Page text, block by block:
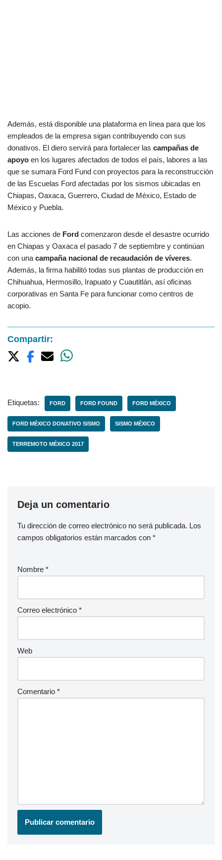
Además, está disponible una plataforma en línea para que los
empleados de la empresa sigan contribuyendo con sus
donativos. El diero servirá para fortalecer las campañas de
apoyo en los lugares afectados de todos el país, labores a las
que se sumara Ford Fund con proyectos para la reconstrucción
de las Escuelas Ford afectadas por los sismos ubicadas en
Chiapas, Oaxaca, Guerrero, Ciudad de México, Estado de
México y Puebla.
Las acciones de Ford comenzaron desde el desastre ocurrido
en Chiapas y Oaxaca el pasado 7 de septiembre y continúan
con una campaña nacional de recaudación de víveres.
Además, la firma habilitó todas sus plantas de producción en
Chihuahua, Hermosillo, Irapuato y Cuautitlán, así oficinas
corporativas en Santa Fe para funcionar como centros de
acopio.
Compartir:
Etiquetas: FORD FORD FOUND FORD MÉXICO
FORD MÉXICO DONATIVO SISMO SISMO MÉXICO
TERREMOTO MÉXICO 2017
Deja un comentario
Tu dirección de correo electrónico no será publicada. Los
campos obligatorios están marcados con *
Nombre *
Correo electrónico *
Web
Comentario *